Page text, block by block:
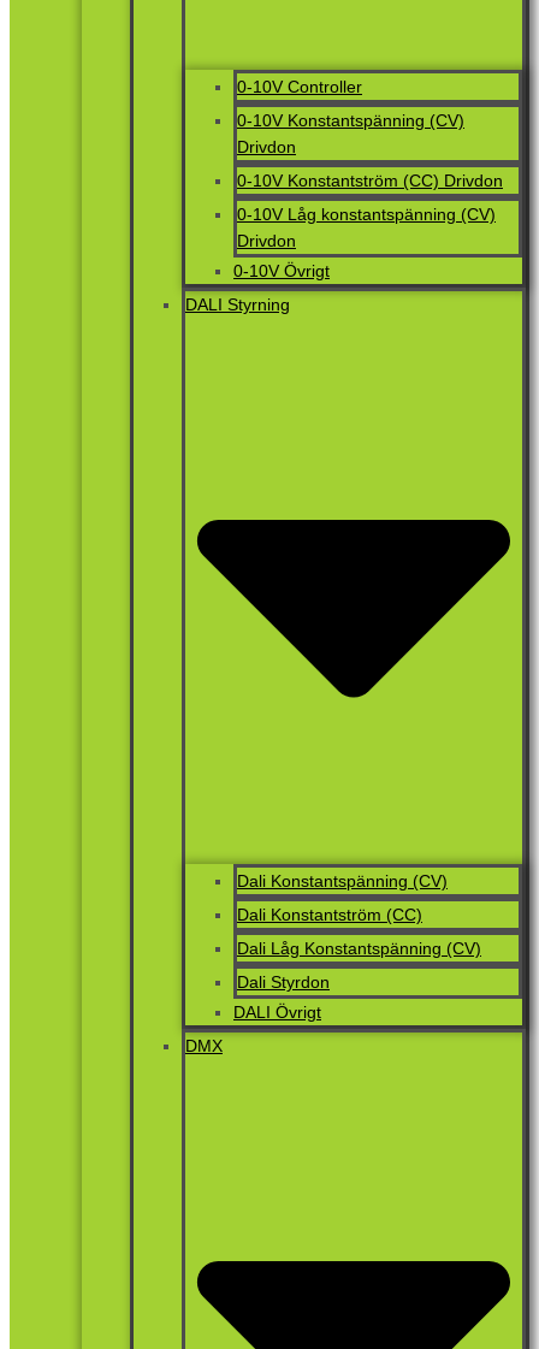
0-10V Controller
0-10V Konstantspänning (CV)
Drivdon
0-10V Konstantström (CC) Drivdon
0-10V Låg konstantspänning (CV)
Drivdon
0-10V Övrigt
DALI Styrning
Dali Konstantspänning (CV)
Dali Konstantström (CC)
Dali Låg Konstantspänning (CV)
Dali Styrdon
DALI Övrigt
DMX